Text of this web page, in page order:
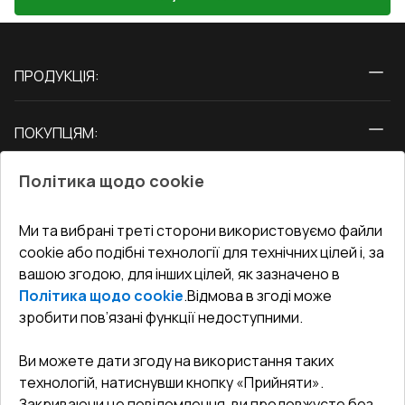
ПРОДУКЦІЯ:
Двері
ПОКУПЦЯМ:
Блог
Адреса гіпермаркета
Як правильно заміряти вікна
СЕРВІС ТА ОБЛУГОВУВАННЯ:
Доставка і Оплата
Гарантія та Сервіс
Повернення товару
Договір публічної оферти
КОНТАКТИ
Офіс:Україна, м. Вінниця, вул. Келецька 60 кв. 61
undefined(undefined)
Політика щодо cookie
Ми та вибрані треті сторони використовуємо файли
cookie або подібні технології для технічних цілей і, за
вашою згодою, для інших цілей, як зазначено в
Політика щодо cookie.Відмова в згоді може
зробити пов’язані функції недоступними.
Ви можете дати згоду на використання таких
технологій, натиснувши кнопку «Прийняти».